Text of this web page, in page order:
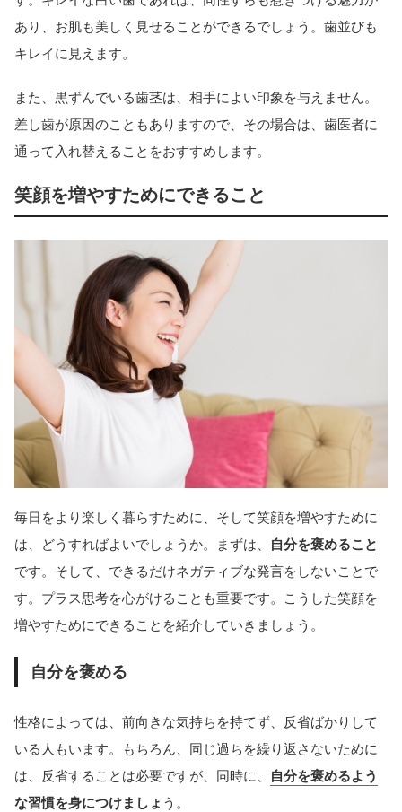
あり、お肌も美しく見せることができるでしょう。歯並びも
キレイに見えます。
また、黒ずんでいる歯茎は、相手によい印象を与えません。
差し歯が原因のこともありますので、その場合は、歯医者に
通って入れ替えることをおすすめします。
笑顔を増やすためにできること
毎日をより楽しく暮らすために、そして笑顔を増やすために
は、どうすればよいでしょうか。まずは、
自分を褒めること
です。そして、できるだけネガティブな発言をしないことで
す。プラス思考を心がけることも重要です。こうした笑顔を
増やすためにできることを紹介していきましょう。
自分を褒める
性格によっては、前向きな気持ちを持てず、反省ばかりして
いる人もいます。もちろん、同じ過ちを繰り返さないために
は、反省することは必要ですが、同時に、
自分を褒めるよう
な習慣を身につけましょ う。